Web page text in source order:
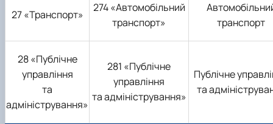
27 «Транспорт»
274 «Автомобільний
транспорт»
транспорт
28 «Публічне
управління
та
адміністрування»
281 «Публічне
управління
та адміністрування»
Публічне
та